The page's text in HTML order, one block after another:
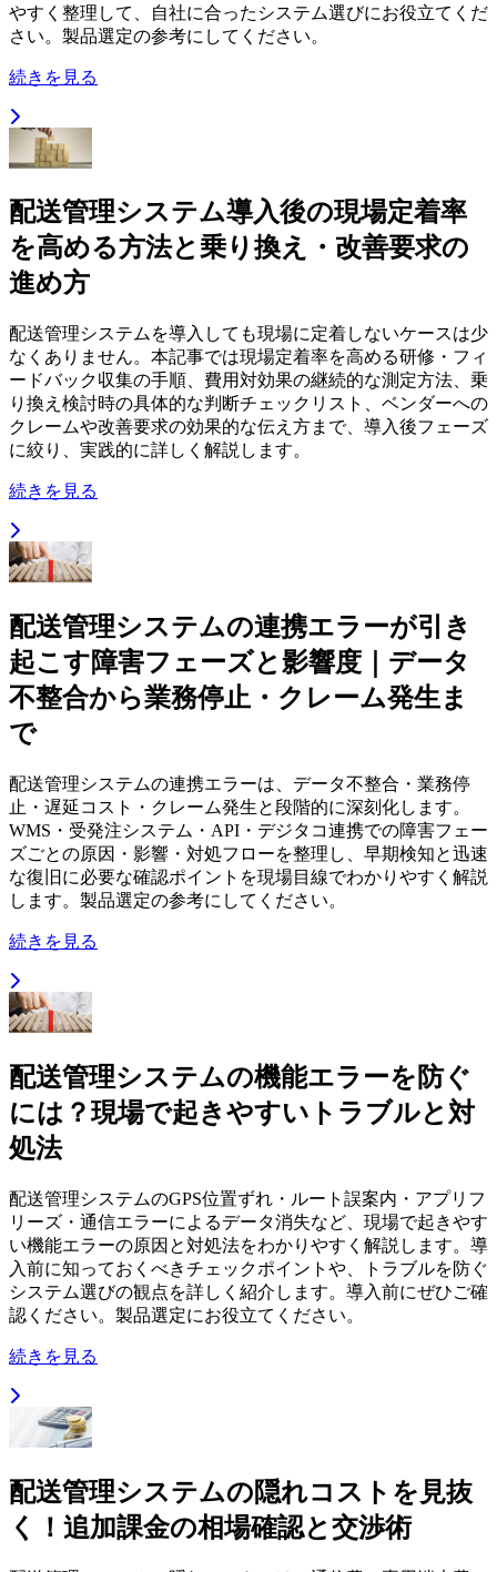
やすく整理して、自社に合ったシステム選びにお役立てくだ
さい。製品選定の参考にしてください。
続きを見る
配送管理システム導入後の現場定着率
を高める方法と乗り換え・改善要求の
進め方
配送管理システムを導入しても現場に定着しないケースは少
なくありません。本記事では現場定着率を高める研修・フィ
ードバック収集の手順、費用対効果の継続的な測定方法、乗
り換え検討時の具体的な判断チェックリスト、ベンダーへの
クレームや改善要求の効果的な伝え方まで、導入後フェーズ
に絞り、実践的に詳しく解説します。
続きを見る
配送管理システムの連携エラーが引き
起こす障害フェーズと影響度｜データ
不整合から業務停止・クレーム発生ま
で
配送管理システムの連携エラーは、データ不整合・業務停
止・遅延コスト・クレーム発生と段階的に深刻化します。
WMS・受発注システム・API・デジタコ連携での障害フェー
ズごとの原因・影響・対処フローを整理し、早期検知と迅速
な復旧に必要な確認ポイントを現場目線でわかりやすく解説
します。製品選定の参考にしてください。
続きを見る
配送管理システムの機能エラーを防ぐ
には？現場で起きやすいトラブルと対
処法
配送管理システムのGPS位置ずれ・ルート誤案内・アプリフ
リーズ・通信エラーによるデータ消失など、現場で起きやす
い機能エラーの原因と対処法をわかりやすく解説します。導
入前に知っておくべきチェックポイントや、トラブルを防ぐ
システム選びの観点を詳しく紹介します。導入前にぜひご確
認ください。製品選定にお役立てください。
続きを見る
配送管理システムの隠れコストを見抜
く！追加課金の相場確認と交渉術